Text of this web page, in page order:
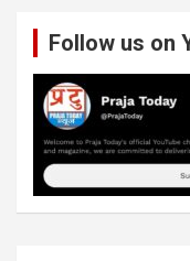
Follow us on